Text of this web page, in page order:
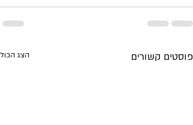
פוסטים קשורים הצג הכול